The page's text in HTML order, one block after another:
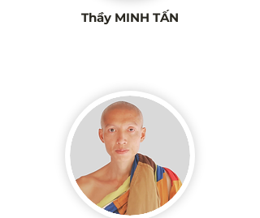
Thầy MINH TẤN